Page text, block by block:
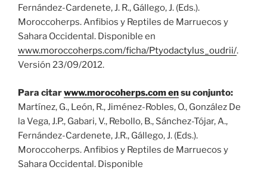
Fernández-Cardenete, J. R., Gállego, J. (Eds.).
Moroccoherps. Anfibios y Reptiles de Marruecos y
Sahara Occidental. Disponible en
www.moroccoherps.com/ficha/Ptyodactylus_oudrii/.
Versión 23/09/2012.
Para citarwww.morocoherps.com ensu conjunto:
Martínez, G., León, R., Jiménez-Robles, O., González De
la Vega, J.P., Gabari, V., Rebollo, B., Sánchez-Tójar, A.,
Fernández-Cardenete, J.R., Gállego, J. (Eds.).
Moroccoherps. Anfibios y Reptiles de Marruecos y
Sahara Occidental. Disponible